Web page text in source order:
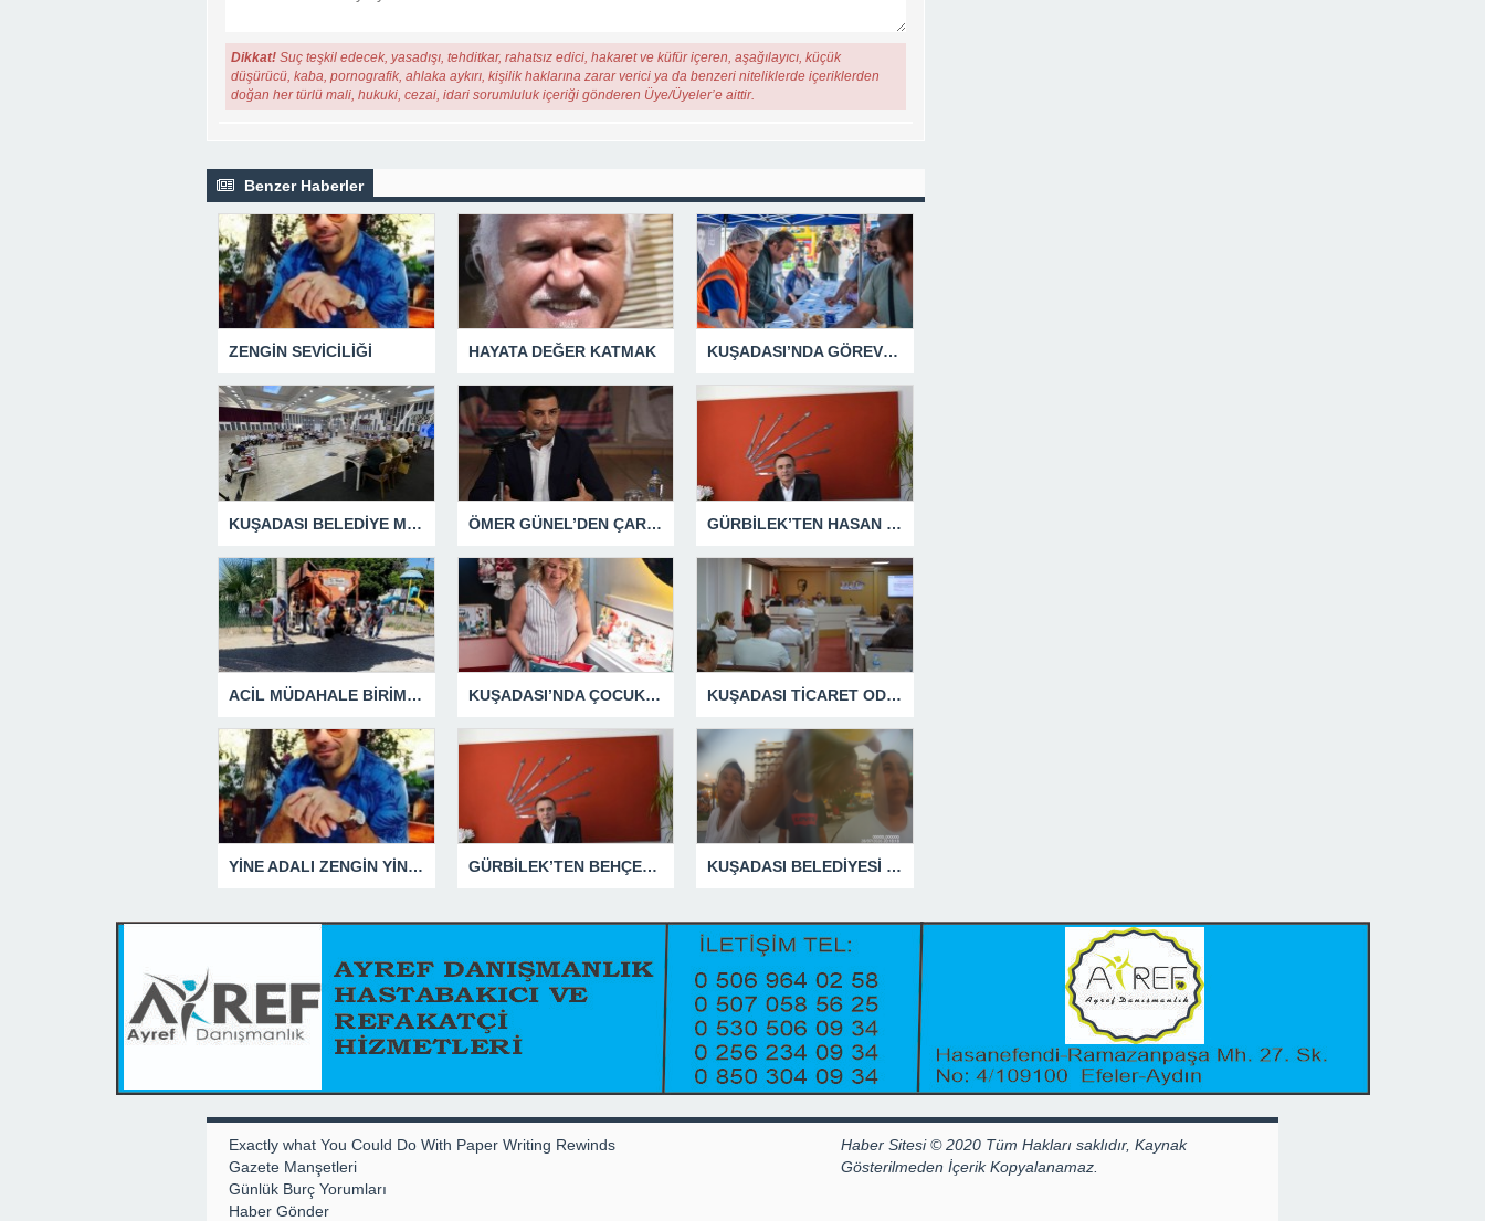
Dikkat! Suç teşkil edecek, yasadışı, tehditkar, rahatsız edici, hakaret ve küfür içeren, aşağılayıcı, küçük
düşürücü, kaba, pornografik, ahlaka aykırı, kişilik haklarına zarar verici ya da benzeri niteliklerde içeriklerden
doğan her türlü mali, hukuki, cezai, idari sorumluluk içeriği gönderen Üye/Üyeler’e aittir.
Benzer Haberler
ZENGİN SEVİCİLİĞİ HAYATA DEĞER KATMAK KUŞADASI’NDA GÖREV ŞEHİTLERİ UNUTULMADI
KUŞADASI BELEDİYE MECLİSİ’NDEN ÖNEMLİ KARARLAR ÖMER GÜNEL’DEN ÇARPICI AÇIKLAMALAR GÜRBİLEK’TEN HASAN SARGIN’A YANIT GECİKMEDİ
ACİL MÜDAHALE BİRİMİ HİZMETİNİ SÜRDÜRÜYOR KUŞADASI’NDA ÇOCUKLUĞUN HATIRALARI OYUNCAK MÜZESİNDE HAYAT BULACAK KUŞADASI TİCARET ODASI TEMMUZ MECLİSİNDE YEREL İŞLETMELERE ANLAMLI DESTEK
YİNE ADALI ZENGİN YİNE BEN DEDİ GÜRBİLEK’TEN BEHÇET ALP’E SERT YANIT KUŞADASI BELEDİYESİ ZABITA MEMURUNU DARBEDEN DİLENCİ 2 KADIN TUTUKLANDI
Exactly what You Could Do With Paper Writing Rewinds
Gazete Manşetleri
Günlük Burç Yorumları
Haber Gönder
Haber Sitesi © 2020 Tüm Hakları saklıdır, Kaynak
Gösterilmeden İçerik Kopyalanamaz.